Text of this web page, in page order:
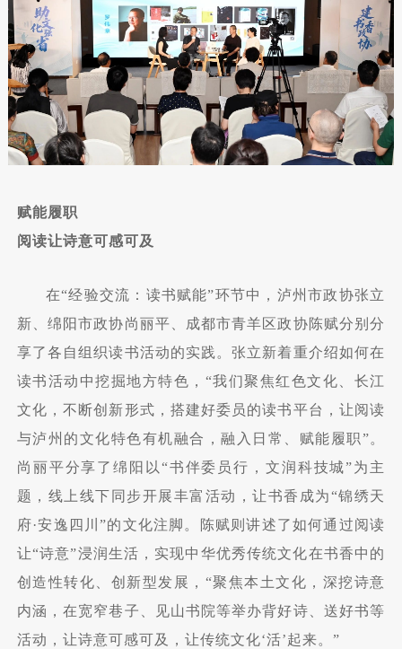
赋能履职
阅读让诗意可感可及
在“经验交流：读书赋能”环节中，泸州市政协张立
新、绵阳市政协尚丽平、成都市青羊区政协陈赋分别分
享了各自组织读书活动的实践。张立新着重介绍如何在
读书活动中挖掘地方特色，“我们聚焦红色文化、长江
文化，不断创新形式，搭建好委员的读书平台，让阅读
与泸州的文化特色有机融合，融入日常、赋能履职”。
尚丽平分享了绵阳以“书伴委员行，文润科技城”为主
题，线上线下同步开展丰富活动，让书香成为“锦绣天
府·安逸四川”的文化注脚。陈赋则讲述了如何通过阅读
让“诗意”浸润生活，实现中华优秀传统文化在书香中的
创造性转化、创新型发展，“聚焦本土文化，深挖诗意
内涵，在宽窄巷子、见山书院等举办背好诗、送好书等
活动，让诗意可感可及，让传统文化‘活’起来。”